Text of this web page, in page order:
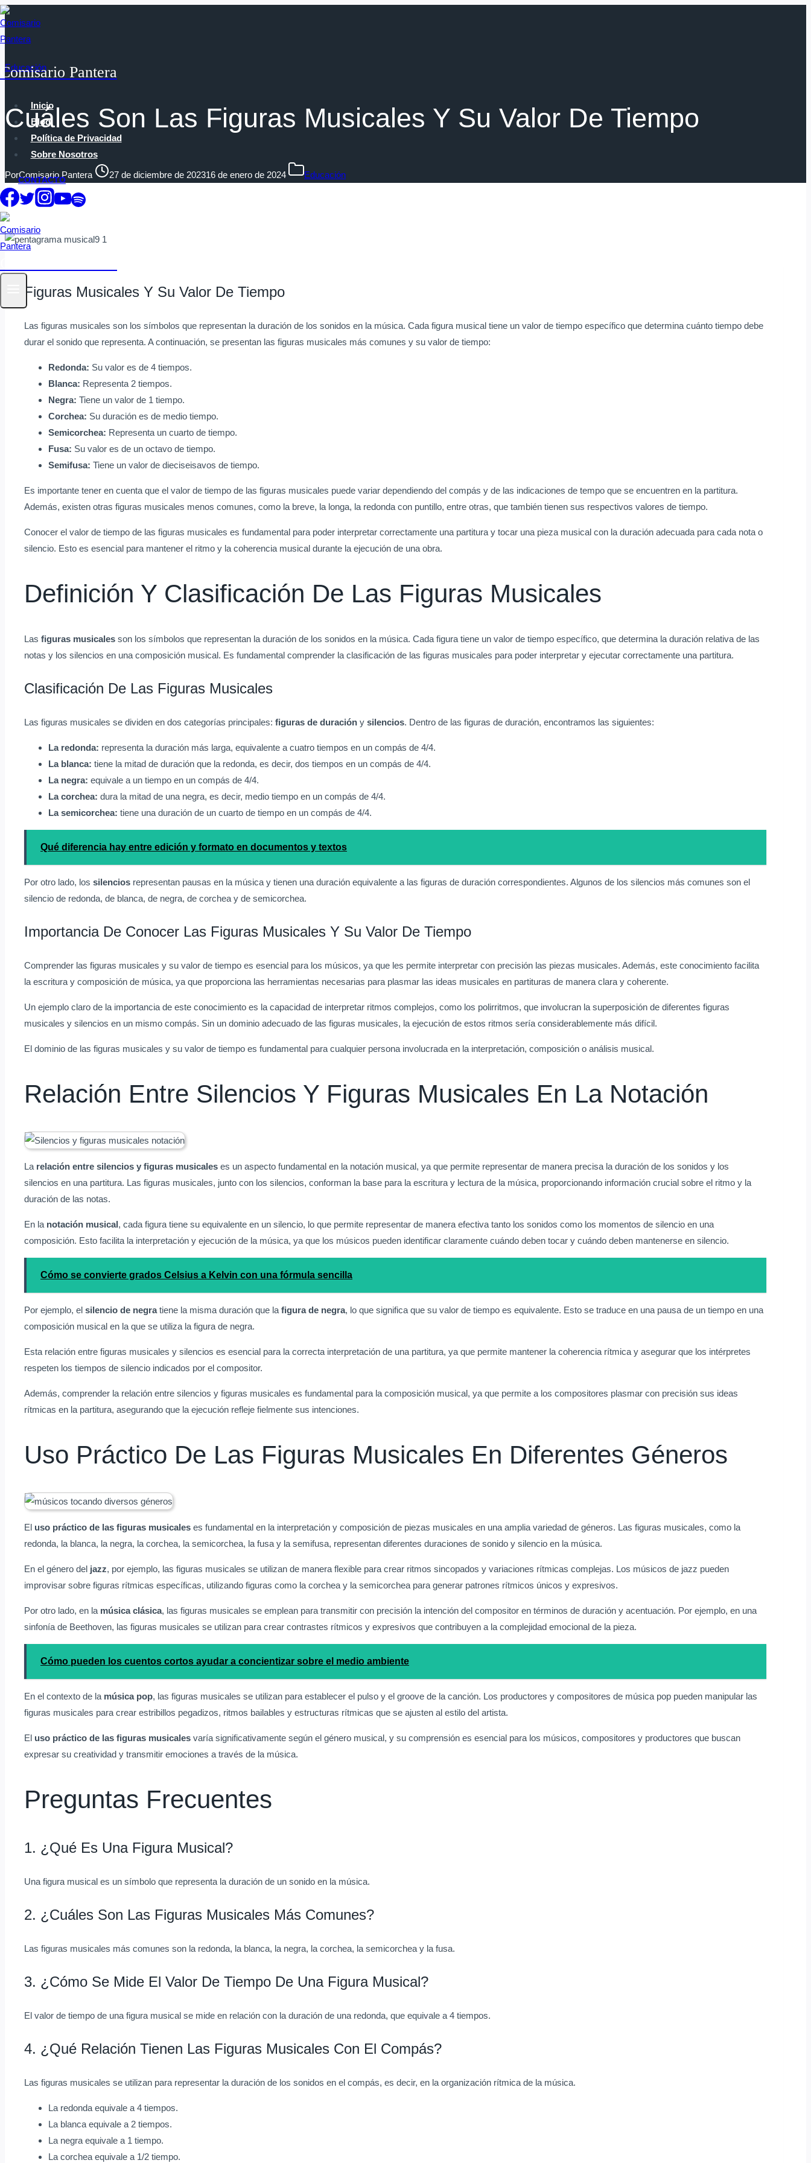
Saltar
al
contenido
Comisario Pantera
Inicio
Blog
Política de Privacidad
Sobre Nosotros
CONTACTO
Educación
Cuáles Son Las Figuras Musicales Y Su Valor De Tiempo
PorComisario Pantera 27 de diciembre de 202316 de enero de 2024 Educación
Figuras Musicales Y Su Valor De Tiempo
Las figuras musicales son los símbolos que representan la duración de los sonidos en la música. Cada figura musical tiene un valor de tiempo específico que determina cuánto tiempo debe
durar el sonido que representa. A continuación, se presentan las figuras musicales más comunes y su valor de tiempo:
Redonda: Su valor es de 4 tiempos.
Blanca: Representa 2 tiempos.
Negra: Tiene un valor de 1 tiempo.
Corchea: Su duración es de medio tiempo.
Semicorchea: Representa un cuarto de tiempo.
Fusa: Su valor es de un octavo de tiempo.
Semifusa: Tiene un valor de dieciseisavos de tiempo.
Es importante tener en cuenta que el valor de tiempo de las figuras musicales puede variar dependiendo del compás y de las indicaciones de tempo que se encuentren en la partitura.
Además, existen otras figuras musicales menos comunes, como la breve, la longa, la redonda con puntillo, entre otras, que también tienen sus respectivos valores de tiempo.
Conocer el valor de tiempo de las figuras musicales es fundamental para poder interpretar correctamente una partitura y tocar una pieza musical con la duración adecuada para cada nota o
silencio. Esto es esencial para mantener el ritmo y la coherencia musical durante la ejecución de una obra.
Definición Y Clasificación De Las Figuras Musicales
Las figuras musicales son los símbolos que representan la duración de los sonidos en la música. Cada figura tiene un valor de tiempo específico, que determina la duración relativa de las
notas y los silencios en una composición musical. Es fundamental comprender la clasificación de las figuras musicales para poder interpretar y ejecutar correctamente una partitura.
Clasificación De Las Figuras Musicales
Las figuras musicales se dividen en dos categorías principales: figuras de duración y silencios. Dentro de las figuras de duración, encontramos las siguientes:
La redonda: representa la duración más larga, equivalente a cuatro tiempos en un compás de 4/4.
La blanca: tiene la mitad de duración que la redonda, es decir, dos tiempos en un compás de 4/4.
La negra: equivale a un tiempo en un compás de 4/4.
La corchea: dura la mitad de una negra, es decir, medio tiempo en un compás de 4/4.
La semicorchea: tiene una duración de un cuarto de tiempo en un compás de 4/4.
Qué diferencia hay entre edición y formato en documentos y textos
Por otro lado, los silencios representan pausas en la música y tienen una duración equivalente a las figuras de duración correspondientes. Algunos de los silencios más comunes son el
silencio de redonda, de blanca, de negra, de corchea y de semicorchea.
Importancia De Conocer Las Figuras Musicales Y Su Valor De Tiempo
Comprender las figuras musicales y su valor de tiempo es esencial para los músicos, ya que les permite interpretar con precisión las piezas musicales. Además, este conocimiento facilita
la escritura y composición de música, ya que proporciona las herramientas necesarias para plasmar las ideas musicales en partituras de manera clara y coherente.
Un ejemplo claro de la importancia de este conocimiento es la capacidad de interpretar ritmos complejos, como los polirritmos, que involucran la superposición de diferentes figuras
musicales y silencios en un mismo compás. Sin un dominio adecuado de las figuras musicales, la ejecución de estos ritmos sería considerablemente más difícil.
El dominio de las figuras musicales y su valor de tiempo es fundamental para cualquier persona involucrada en la interpretación, composición o análisis musical.
Relación Entre Silencios Y Figuras Musicales En La Notación
La relación entre silencios y figuras musicales es un aspecto fundamental en la notación musical, ya que permite representar de manera precisa la duración de los sonidos y los
silencios en una partitura. Las figuras musicales, junto con los silencios, conforman la base para la escritura y lectura de la música, proporcionando información crucial sobre el ritmo y la
duración de las notas.
En la notación musical, cada figura tiene su equivalente en un silencio, lo que permite representar de manera efectiva tanto los sonidos como los momentos de silencio en una
composición. Esto facilita la interpretación y ejecución de la música, ya que los músicos pueden identificar claramente cuándo deben tocar y cuándo deben mantenerse en silencio.
Cómo se convierte grados Celsius a Kelvin con una fórmula sencilla
Por ejemplo, el silencio de negratiene la misma duración que la figura de negra, lo que significa que su valor de tiempo es equivalente. Esto se traduce en una pausa de un tiempo en una
composición musical en la que se utiliza la figura de negra.
Esta relación entre figuras musicales y silencios es esencial para la correcta interpretación de una partitura, ya que permite mantener la coherencia rítmica y asegurar que los intérpretes
respeten los tiempos de silencio indicados por el compositor.
Además, comprender la relación entre silencios y figuras musicales es fundamental para la composición musical, ya que permite a los compositores plasmar con precisión sus ideas
rítmicas en la partitura, asegurando que la ejecución refleje fielmente sus intenciones.
Uso Práctico De Las Figuras Musicales En Diferentes Géneros
El uso práctico de las figuras musicales es fundamental en la interpretación y composición de piezas musicales en una amplia variedad de géneros. Las figuras musicales, como la
redonda, la blanca, la negra, la corchea, la semicorchea, la fusa y la semifusa, representan diferentes duraciones de sonido y silencio en la música.
En el género del jazz, por ejemplo, las figuras musicales se utilizan de manera flexible para crear ritmos sincopados y variaciones rítmicas complejas. Los músicos de jazz pueden
improvisar sobre figuras rítmicas específicas, utilizando figuras como la corchea y la semicorchea para generar patrones rítmicos únicos y expresivos.
Por otro lado, en la música clásica, las figuras musicales se emplean para transmitir con precisión la intención del compositor en términos de duración y acentuación. Por ejemplo, en una
sinfonía de Beethoven, las figuras musicales se utilizan para crear contrastes rítmicos y expresivos que contribuyen a la complejidad emocional de la pieza.
Cómo pueden los cuentos cortos ayudar a concientizar sobre el medio ambiente
En el contexto de la música pop, las figuras musicales se utilizan para establecer el pulso y el groove de la canción. Los productores y compositores de música pop pueden manipular las
figuras musicales para crear estribillos pegadizos, ritmos bailables y estructuras rítmicas que se ajusten al estilo del artista.
El uso práctico de las figuras musicales varía significativamente según el género musical, y su comprensión es esencial para los músicos, compositores y productores que buscan
expresar su creatividad y transmitir emociones a través de la música.
Preguntas Frecuentes
1. ¿Qué Es Una Figura Musical?
Una figura musical es un símbolo que representa la duración de un sonido en la música.
2. ¿Cuáles Son Las Figuras Musicales Más Comunes?
Las figuras musicales más comunes son la redonda, la blanca, la negra, la corchea, la semicorchea y la fusa.
3. ¿Cómo Se Mide El Valor De Tiempo De Una Figura Musical?
El valor de tiempo de una figura musical se mide en relación con la duración de una redonda, que equivale a 4 tiempos.
4. ¿Qué Relación Tienen Las Figuras Musicales Con El Compás?
Las figuras musicales se utilizan para representar la duración de los sonidos en el compás, es decir, en la organización rítmica de la música.
La redonda equivale a 4 tiempos.
La blanca equivale a 2 tiempos.
La negra equivale a 1 tiempo.
La corchea equivale a 1/2 tiempo.